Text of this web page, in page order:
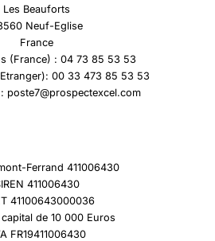
Les Beauforts
Neuf-Eglise
France
(France) : 04 73 85 53 53
00 33 473 85 53 53
poste7@prospectexcel.com
Ferrand 411006430
411006430
41100643000036
capital de 10 000 Euros
FR19411006430